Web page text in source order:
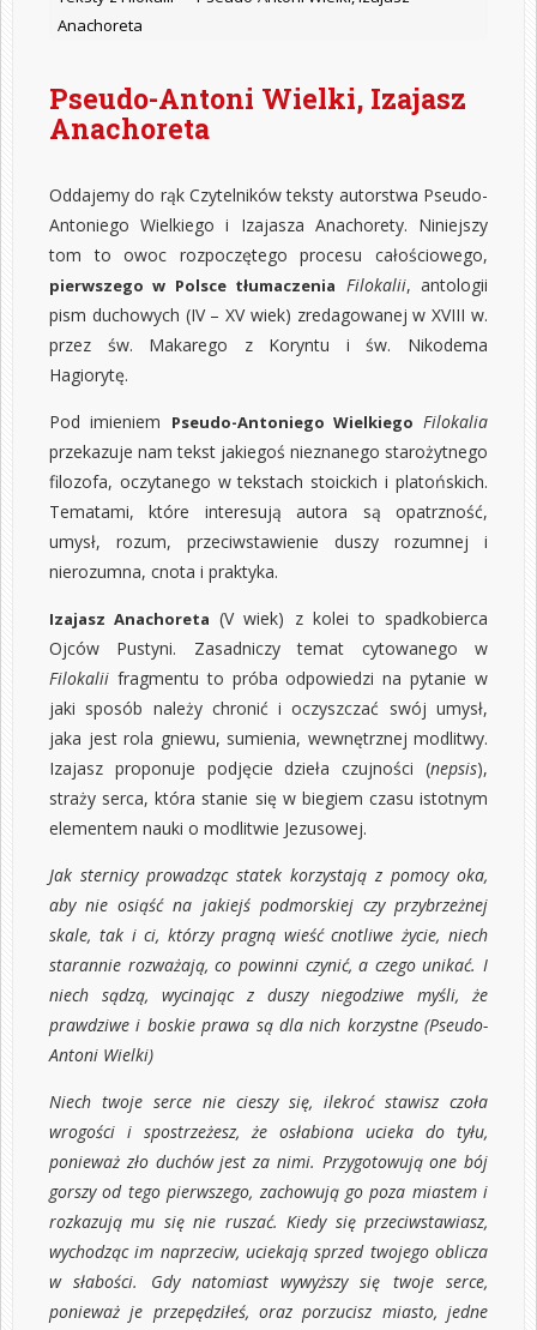
Anachoreta
Pseudo-Antoni Wielki, Izajasz
Anachoreta
Oddajemy do rąk Czytelników teksty autorstwa Pseudo-
Antoniego Wielkiego i Izajasza Anachorety. Niniejszy
tom to owoc rozpoczętego procesu całościowego,
pierwszego w Polsce tłumaczenia Filokalii, antologii
pism duchowych (IV – XV wiek) zredagowanej w XVIII w.
przez św. Makarego z Koryntu i św. Nikodema
Hagiorytę.
Pod imieniem Pseudo-Antoniego Wielkiego Filokalia
przekazuje nam tekst jakiegoś nieznanego starożytnego
filozofa, oczytanego w tekstach stoickich i platońskich.
Tematami, które interesują autora są opatrzność,
umysł, rozum, przeciwstawienie duszy rozumnej i
nierozumna, cnota i praktyka.
Izajasz Anachoreta (V wiek) z kolei to spadkobierca
Ojców Pustyni. Zasadniczy temat cytowanego w
Filokalii fragmentu to próba odpowiedzi na pytanie w
jaki sposób należy chronić i oczyszczać swój umysł,
jaka jest rola gniewu, sumienia, wewnętrznej modlitwy.
Izajasz proponuje podjęcie dzieła czujności (nepsis),
straży serca, która stanie się w biegiem czasu istotnym
elementem nauki o modlitwie Jezusowej.
Jak sternicy prowadząc statek korzystają z pomocy oka,
aby nie osiąść na jakiejś podmorskiej czy przybrzeżnej
skale, tak i ci, którzy pragną wieść cnotliwe życie, niech
starannie rozważają, co powinni czynić, a czego unikać. I
niech sądzą, wycinając z duszy niegodziwe myśli, że
prawdziwe i boskie prawa są dla nich korzystne (Pseudo-
Antoni Wielki)
Niech twoje serce nie cieszy się, ilekroć stawisz czoła
wrogości i spostrzeżesz, że osłabiona ucieka do tyłu,
ponieważ zło duchów jest za nimi. Przygotowują one bój
gorszy od tego pierwszego, zachowują go poza miastem i
rozkazują mu się nie ruszać. Kiedy się przeciwstawiasz,
wychodząc im naprzeciw, uciekają sprzed twojego oblicza
w słabości. Gdy natomiast wywyższy się twoje serce,
ponieważ je przepędziłeś, oraz porzucisz miasto, jedne